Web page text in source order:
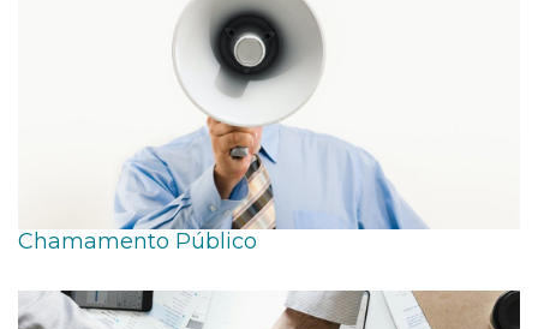
Chamamento Público